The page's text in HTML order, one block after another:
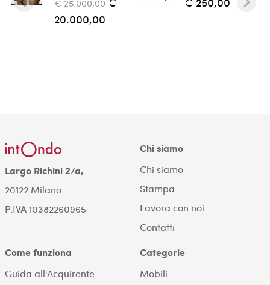
€ 25.000,00
20.000,00
Largo Richini 2/a,
20122 Milano.
P.IVA 10382260965
Chi siamo
Chi siamo
Stampa
Lavora con noi
Contatti
Come funziona
Guida all'Acquirente
Categorie
Mobili